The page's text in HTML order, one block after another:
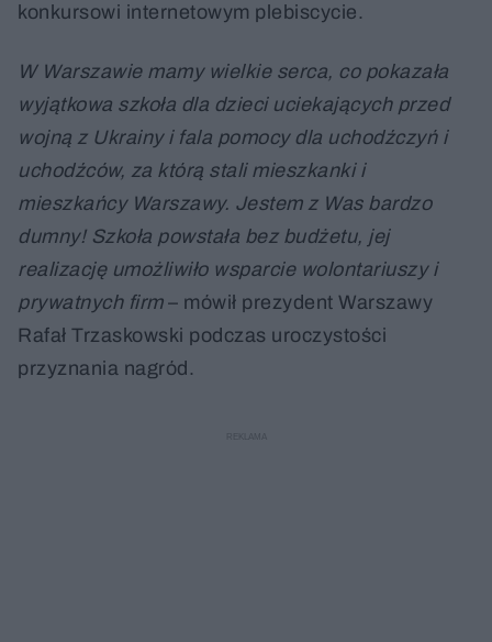
konkursowi internetowym plebiscycie.
W Warszawie mamy wielkie serca, co pokazała
wyjątkowa szkoła dla dzieci uciekających przed
wojną z Ukrainy i fala pomocy dla uchodźczyń i
uchodźców, za którą stali mieszkanki i
mieszkańcy Warszawy. Jestem z Was bardzo
dumny! Szkoła powstała bez budżetu, jej
realizację umożliwiło wsparcie wolontariuszy i
prywatnych firm– mówił prezydent Warszawy
Rafał Trzaskowski podczas uroczystości
przyznania nagród.